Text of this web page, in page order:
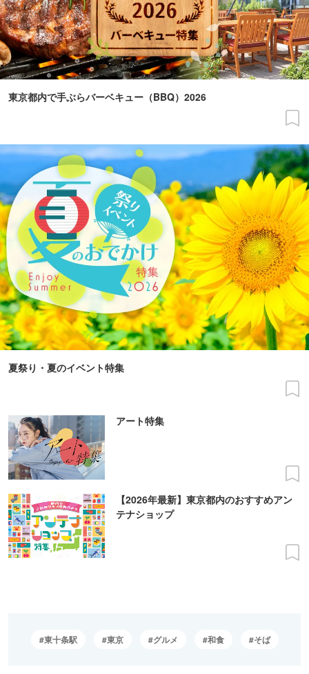
東京都内で手ぶらバーベキュー（BBQ）2026
夏祭り・夏のイベント特集
アート特集
【2026年最新】東京都内のおすすめアン
テナショップ
東十条駅 東京 グルメ 和食 そば